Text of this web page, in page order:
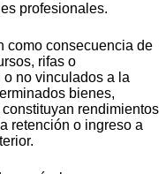
profesionales.
como consecuencia de
rifas o
no vinculados a la
bienes,
rendimientos
retención o ingreso a